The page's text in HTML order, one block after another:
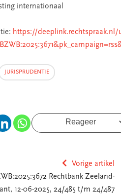
internationaal
https://deeplink.rechtspraak.nl/
JURISPRUDENTIE
Reageer
Vorige artikel
Rechtbank Zeeland-
12-06-2025, 24/485 t/m 24/487